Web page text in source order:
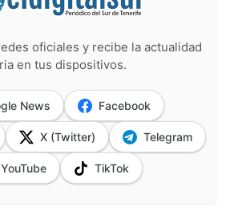
oficiales y recibe la actualidad
en tus dispositivos.
News Facebook
X (Twitter) Telegram
YouTube TikTok